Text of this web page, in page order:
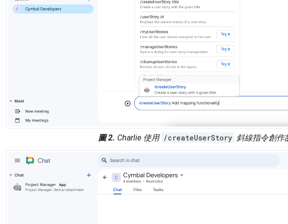
圖 2. Charlie 使用 /createUserStory 斜線指令創作